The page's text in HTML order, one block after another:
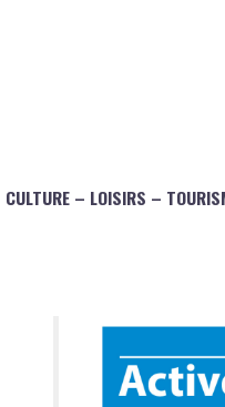
CULTURE – LOISIRS –